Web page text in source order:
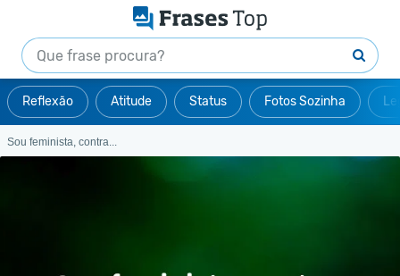
Reflexão Atitude Status Fotos Sozinha
Sou feminista, contra...